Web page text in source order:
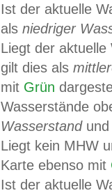
Ist der aktuelle
als niedriger
Liegt der
gilt dies als
mit Grün
Wasserstände
Wasserstandund
Liegt kein MHW
Karte ebenso mit
Ist der aktuelle